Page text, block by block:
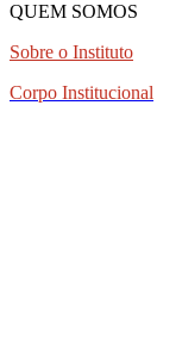
QUEM SOMOS
Sobre o Instituto
Corpo Institucional